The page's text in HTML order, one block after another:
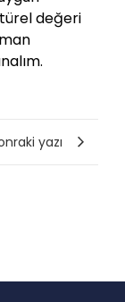
değeri
yazı